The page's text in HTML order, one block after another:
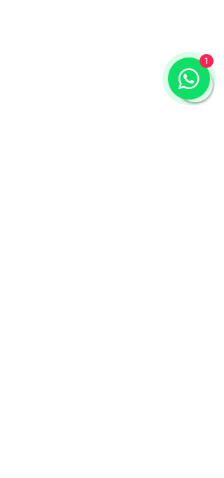
1